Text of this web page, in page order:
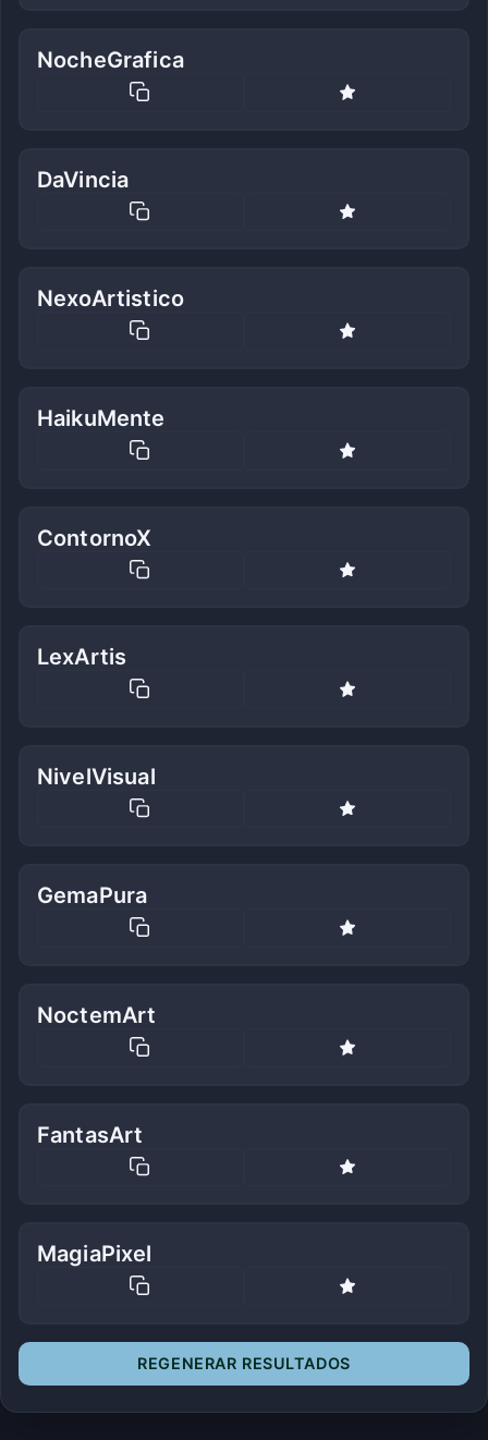
NocheGrafica
DaVincia
NexoArtistico
HaikuMente
ContornoX
LexArtis
NivelVisual
GemaPura
NoctemArt
FantasArt
MagiaPixel
REGENERAR RESULTADOS